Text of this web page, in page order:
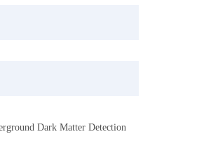
Dark Matter Detection